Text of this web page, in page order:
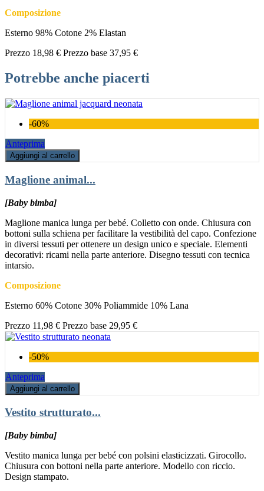
Composizione
Esterno 98% Cotone 2% Elastan
Prezzo 18,98 € Prezzo base 37,95 €
Potrebbe anche piacerti
-60%
Anteprima
Aggiungi al carrello
Maglione animal...
[Baby bimba]
Maglione manica lunga per bebé. Colletto con onde. Chiusura con
bottoni sulla schiena per facilitare la vestibilità del capo. Confezione
in diversi tessuti per ottenere un design unico e speciale. Elementi
decorativi: ricami nella parte anteriore. Disegno tessuti con tecnica
intarsio.
Composizione
Esterno 60% Cotone 30% Poliammide 10% Lana
Prezzo 11,98 € Prezzo base 29,95 €
-50%
Anteprima
Aggiungi al carrello
Vestito strutturato...
[Baby bimba]
Vestito manica lunga per bebé con polsini elasticizzati. Girocollo.
Chiusura con bottoni nella parte anteriore. Modello con riccio.
Design stampato.